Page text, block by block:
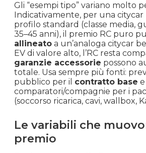
Gli “esempi tipo” variano molto
Indicativamente, per una
profilo standard (classe media,
35–45 anni), il premio RC puro
allineato a un’analoga citycar
EV di valore alto, l’RC resta
garanzie accessorie possono
totale. Usa sempre più fonti:
pubblico per il contratto base e
comparatori/compagnie per i
(soccorso ricarica, cavi, wallbox,
Le variabili che
premio